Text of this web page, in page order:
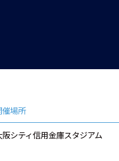
催場所
阪シティ信用金庫スタジアム